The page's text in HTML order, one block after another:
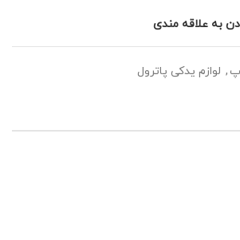
به علاقه مندی
, لوازم یدکی پاترول